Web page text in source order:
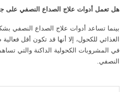
هل تعمل أدوات علاج الصداع النصفي على
بينما تساعد أدوات علاج الصداع النصفي
الغذائي للكحول، إلا أنها قد تكون أقل
في المشروبات الكحولية الداكنة والتي
النصفي.